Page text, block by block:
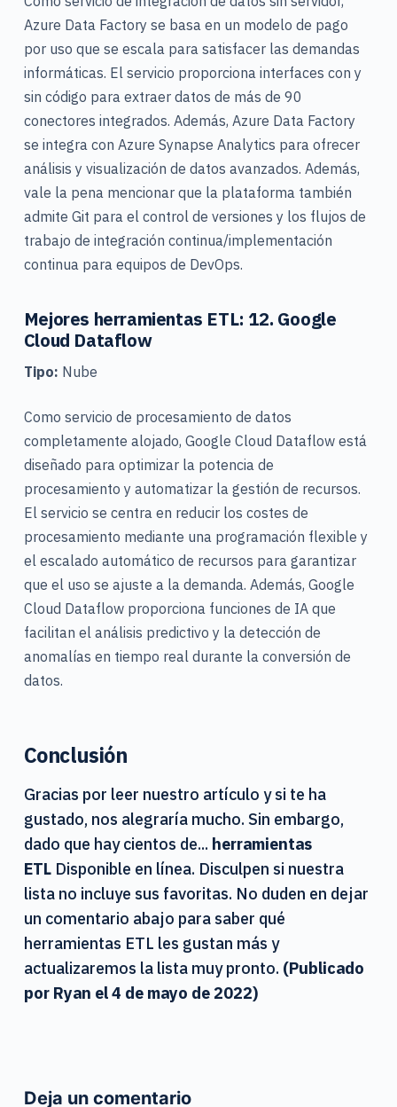
Azure Data Factory se basa en un modelo de pago
por uso que se escala para satisfacer las demandas
informáticas. El servicio proporciona interfaces con y
sin código para extraer datos de más de 90
conectores integrados. Además, Azure Data Factory
se integra con Azure Synapse Analytics para ofrecer
análisis y visualización de datos avanzados. Además,
vale la pena mencionar que la plataforma también
admite Git para el control de versiones y los flujos de
trabajo de integración continua/implementación
continua para equipos de DevOps.
Mejores herramientas ETL: 12. Google
Cloud Dataflow
Tipo: Nube
Como servicio de procesamiento de datos
completamente alojado, Google Cloud Dataflow está
diseñado para optimizar la potencia de
procesamiento y automatizar la gestión de recursos.
El servicio se centra en reducir los costes de
procesamiento mediante una programación flexible y
el escalado automático de recursos para garantizar
que el uso se ajuste a la demanda. Además, Google
Cloud Dataflow proporciona funciones de IA que
facilitan el análisis predictivo y la detección de
anomalías en tiempo real durante la conversión de
datos.
Conclusión
Gracias por leer nuestro artículo y si te ha
gustado, nos alegraría mucho. Sin embargo,
dado que hay cientos de... herramientas
ETL Disponible en línea. Disculpen si nuestra
lista no incluye sus favoritas. No duden en dejar
un comentario abajo para saber qué
herramientas ETL les gustan más y
actualizaremos la lista muy pronto. (Publicado
por Ryan el4 de mayo de 2022)
Deja un comentario